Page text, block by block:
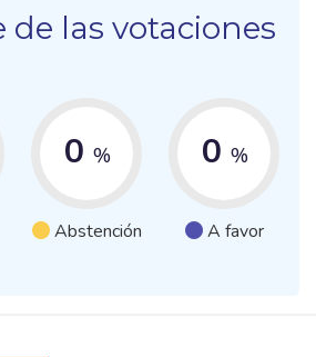
de las votaciones
0 %
Abstención
0 %
A favor